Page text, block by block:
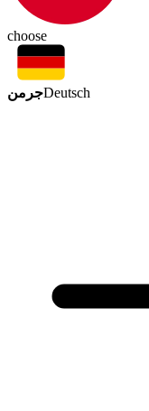
choose
جرمنDeutsch